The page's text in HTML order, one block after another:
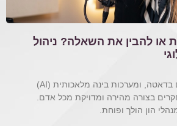
או להבין את השאלה? ניהול
העולם הפיננסי מוצף כיום בדאטה, ומערכות בינה מלאכותית (AI)
בצורה מהירה ומדויקת מכל אדם.
הון הולך ופוחת.